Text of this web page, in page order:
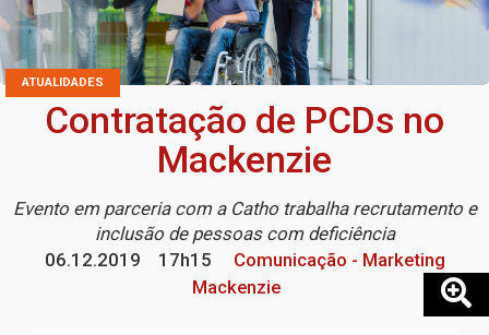
ATUALIDADES
Contratação de PCDs no
Mackenzie
Evento em parceria com a Catho trabalha recrutamento e
inclusão de pessoas com deficiência
06.12.2019
17h15
Comunicação - Marketing
Mackenzie